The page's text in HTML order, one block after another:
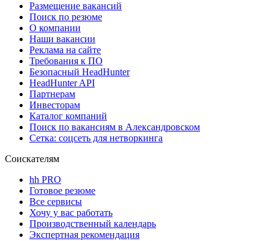
Размещение вакансий
Поиск по резюме
О компании
Наши вакансии
Реклама на сайте
Требования к ПО
Безопасный HeadHunter
HeadHunter API
Партнерам
Инвесторам
Каталог компаний
Поиск по вакансиям в Александровском
Сетка: соцсеть для нетворкинга
Соискателям
hh PRO
Готовое резюме
Все сервисы
Хочу у вас работать
Производственный календарь
Экспертная рекомендация